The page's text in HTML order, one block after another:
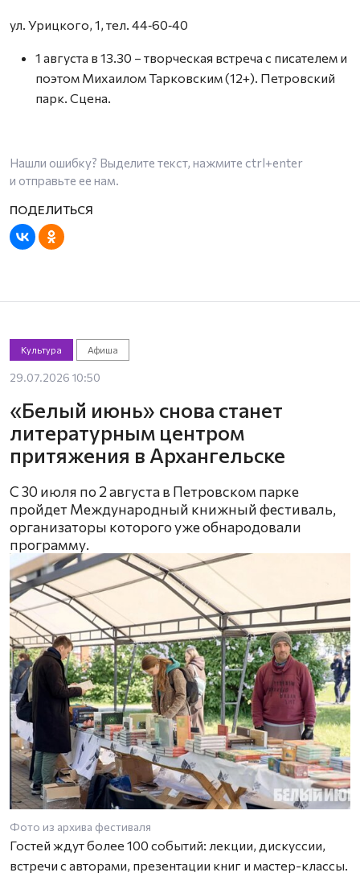
ул. Урицкого, 1, тел. 44‑60‑40
1 августа в 13.30 – творческая встреча с писателем и
поэтом Михаилом Тарковским (12+). Петровский
парк. Сцена.
Нашли ошибку? Выделите текст, нажмите ctrl+enter
и отправьте ее нам.
Культура Афиша
29.07.2026 10:50
«Белый июнь» снова станет
литературным центром
притяжения в Архангельске
С 30 июля по 2 августа в Петровском парке
пройдет Международный книжный фестиваль,
организаторы которого уже обнародовали
программу.
Фото из архива фестиваля
Гостей ждут более 100 событий: лекции, дискуссии,
встречи с авторами, презентации книг и мастер-классы.